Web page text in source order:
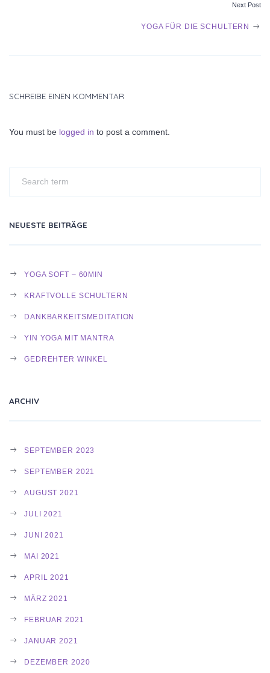
Next Post
YOGA FÜR DIE SCHULTERN
SCHREIBE EINEN KOMMENTAR
You must be logged in to post a comment.
NEUESTE BEITRÄGE
YOGA SOFT – 60MIN
KRAFTVOLLE SCHULTERN
DANKBARKEITSMEDITATION
YIN YOGA MIT MANTRA
GEDREHTER WINKEL
ARCHIV
SEPTEMBER 2023
SEPTEMBER 2021
AUGUST 2021
JULI 2021
JUNI 2021
MAI 2021
APRIL 2021
MÄRZ 2021
FEBRUAR 2021
JANUAR 2021
DEZEMBER 2020